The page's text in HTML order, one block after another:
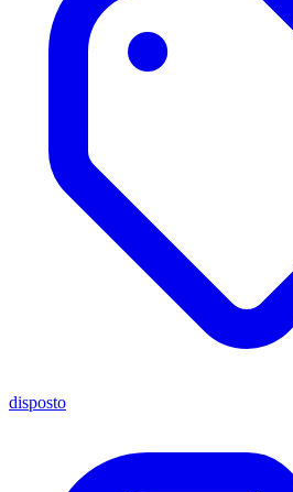
disposto